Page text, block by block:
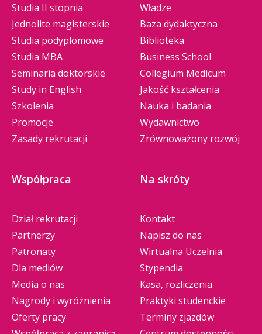
Studia II stopnia
Jednolite magisterskie
Studia podyplomowe
Studia MBA
Seminaria doktorskie
Study in English
Szkolenia
Promocje
Zasady rekrutacji
Władze
Baza dydaktyczna
Biblioteka
Business School
Collegium Medicum
Jakość kształcenia
Nauka i badania
Wydawnictwo
Zrównoważony rozwój
Współpraca
Dział rekrutacji
Partnerzy
Patronaty
Dla mediów
Media o nas
Nagrody i wyróżnienia
Oferty pracy
Na skróty
Kontakt
Napisz do nas
Wirtualna Uczelnia
Stypendia
Kasa, rozliczenia
Praktyki studenckie
Terminy zjazdów